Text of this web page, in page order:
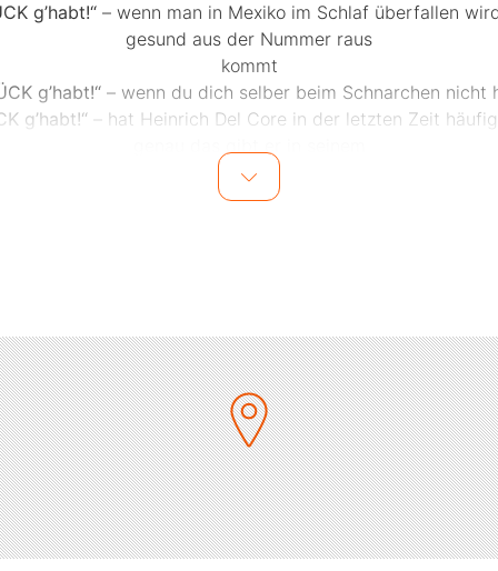
g’habt!“ – wenn man in Mexiko im Schlaf überfallen
gesund aus der Nummer raus
kommt
g’habt!“– wenn du dich selber beim Schnarchen nicht
g’habt!“– hat Heinrich Del Core in der letzten Zeit
zum Besten. Heinrich Del Core nimmt uns erneut
eine Reise durch den
Schuhe! Seine roten Schuhe!
halbe Restitaliener versteht es mit seiner
schwäbischen Leichtigkeit die
so detailgetreu wiederzugeben, dass das
in seinem Bann gezogen
seinem Charme nicht auskommt. Ein unvergleichlicher
Situationskomik, Charisma
Mit Heinrich Del Core treffen sich Italien,
Comedy und Kabarett.